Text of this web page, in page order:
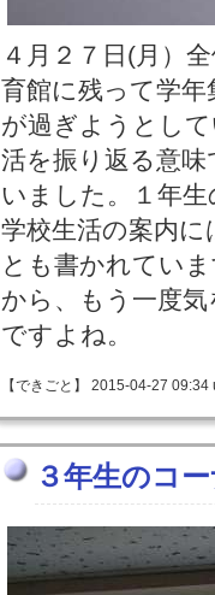
４月２７日(月）
育館に残って学
が過ぎようとし
活を振り返る意
いました。１年
学校生活の案内
とも書かれてい
から、もう一度
ですよね。
【できごと】 2015-04-27
３年生のコ